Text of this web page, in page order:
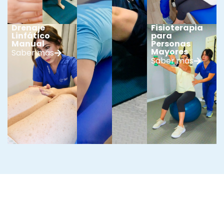
Drenaje
Linfático
Manual
Saber más
Fisioterapia
para
Personas
Mayores
Saber más